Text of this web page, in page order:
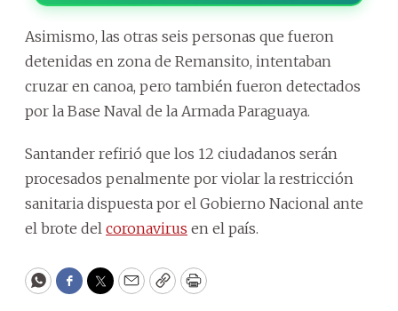
Asimismo, las otras seis personas que fueron
detenidas en zona de Remansito, intentaban
cruzar en canoa, pero también fueron detectados
por la Base Naval de la Armada Paraguaya.
Santander refirió que los 12 ciudadanos serán
procesados penalmente por violar la restricción
sanitaria dispuesta por el Gobierno Nacional ante
el brote del coronavirus en el país.
WhatsApp
Facebook
Twitter
EmailCopyPrint